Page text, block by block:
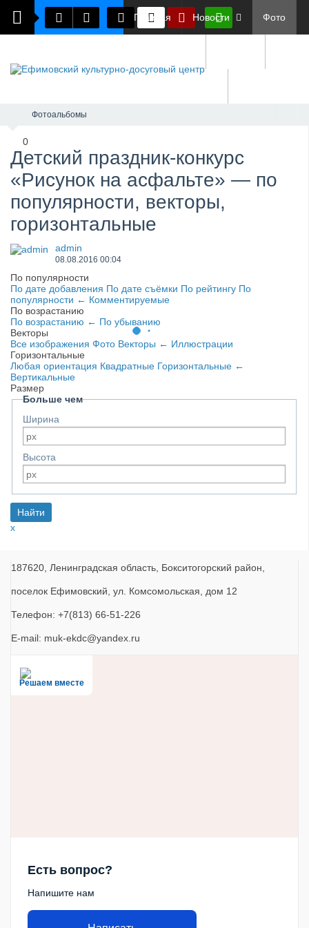
Главная Новости Фото
Фотоальбомы
0
Детский праздник-конкурс
«Рисунок на асфальте» — по
популярности, векторы,
горизонтальные
admin
08.08.2016 00:04
По популярности
По дате добавления По дате съёмки По рейтингу По
популярности ← Комментируемые
По возрастанию
По возрастанию ← По убыванию
Векторы
Все изображения Фото Векторы ← Иллюстрации
Горизонтальные
Любая ориентация Квадратные Горизонтальные ←
Вертикальные
Размер
Больше чем
Ширина
Высота
x
187620, Ленинградская область, Бокситогорский район,
поселок Ефимовский, ул. Комсомольская, дом 12
Телефон: +7(813) 66-51-226
E-mail: muk-ekdc@yandex.ru
Решаем вместе
Есть вопрос?
Напишите нам